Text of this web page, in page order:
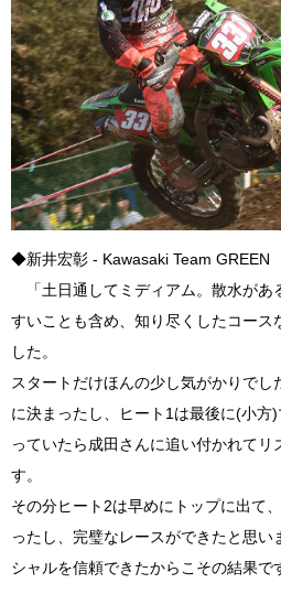
◆新井宏彰 - Kawasaki Team GREEN
「土日通してミディアム。散水があ
すいことも含め、知り尽くしたコース
した。
スタートだけほんの少し気がかりで
に決まったし、ヒート1は最後に(小方
っていたら成田さんに追い付かれて
す。
その分ヒート2は早めにトップに出て
ったし、完璧なレースができたと思
シャルを信頼できたからこその結果で